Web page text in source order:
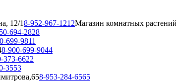
12/18-952-967-1212Магазин комнатных растений
694-2828
699-9811
8-900-699-9044
373-6622
3553
8-953-284-6565